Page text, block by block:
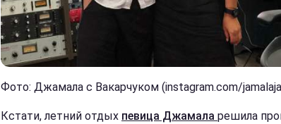
Фото: Джамала с Вакарчуком (instagram.com/
Кстати, летний отдых певица Джамала решила